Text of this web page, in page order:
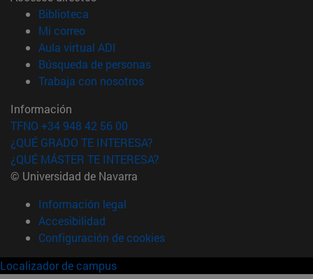
Biblioteca
Mi correo(abre en nueva ventana)
Aula virtual ADI
Búsqueda de personas(abre en nueva ventana)
Trabaja con nosotros(abre en nueva ventana)
Información
TFNO +34 948 42 56 00
¿QUÉ GRADO TE INTERESA?
¿QUÉ MÁSTER TE INTERESA?
© Universidad de Navarra
Información legal
Accesibilidad
Configuración de cookies
Localizador de campus